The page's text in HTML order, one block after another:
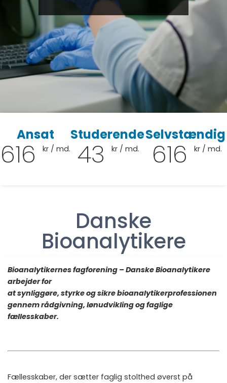
Ansat
616 kr / md.
Studerende
43kr / md. 616 kr / md.
Danske
Bioanalytikere
Bioanalytikernes fagforening – Danske Bioanalytikere
arbejder for
at synliggøre, styrke og sikre bioanalytikerprofessionen
gennem rådgivning, lønudvikling og faglige
fællesskaber.
Fællesskaber, der sætter faglig stolthed øverst på